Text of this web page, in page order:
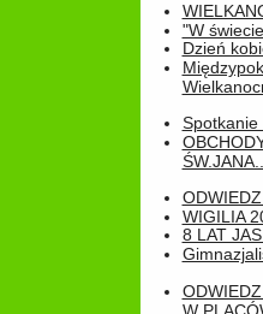
"W
Dzień
Spotkanie
WIGILIA
8 LAT